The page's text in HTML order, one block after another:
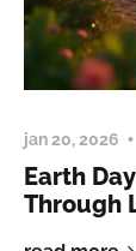
jan 20, 2026
Earth
Through